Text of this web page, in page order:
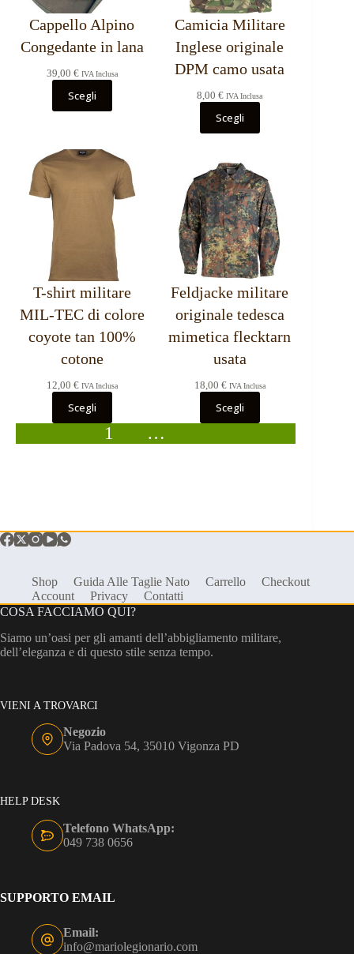
Cappello Alpino
Congedante in lana
39,00 € IVA Inclusa
Scegli
Camicia Militare
Inglese originale
DPM camo usata
8,00€ IVA Inclusa
Scegli
T-shirt militare
MIL-TEC di colore
coyote tan 100%
cotone
12,00 € IVA Inclusa
Scegli
Feldjacke militare
originale tedesca
mimetica flecktarn
usata
18,00 € IVA Inclusa
Scegli
1 …
Shop Guida Alle Taglie Nato Carrello
Checkout
Account
Privacy
Contatti
COSA FACCIAMO QUI?
Siamo un’oasi per gli amanti dell’abbigliamento militare,
dell’eleganza e di questo stile senza tempo.
VIENI A TROVARCI
Negozio
Via Padova 54, 35010 Vigonza PD
HELP DESK
Telefono WhatsApp:
049 738 0656
SUPPORTO EMAIL
Email:
info@mariolegionario.com